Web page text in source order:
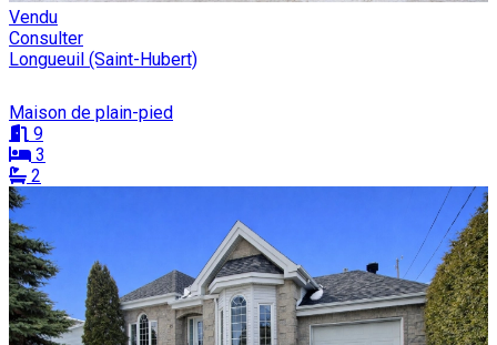
Vendu
Consulter
Longueuil (Saint-Hubert)
Maison de plain-pied
9
3
2